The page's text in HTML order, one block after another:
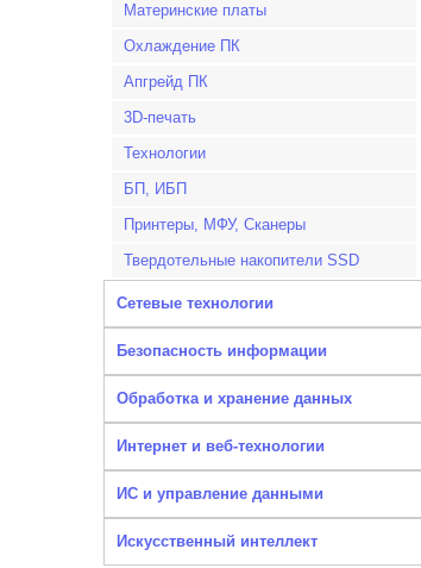
Материнские платы
Охлаждение ПК
Апгрейд ПК
3D-печать
Технологии
БП, ИБП
Принтеры, МФУ, Сканеры
Твердотельные накопители SSD
Сетевые технологии
Безопасность информации
Обработка и хранение данных
Интернет и веб-технологии
ИС и управление данными
Искусственный интеллект